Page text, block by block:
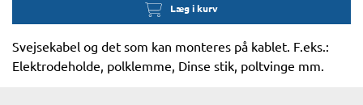
Læg i kurv
Svejsekabel og det som kan monteres på kablet. F.eks.:
Elektrodeholde, polklemme, Dinse stik, poltvinge mm.